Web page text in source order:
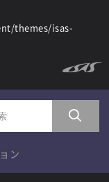
themes/isas-
ン